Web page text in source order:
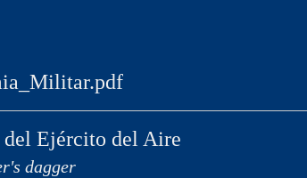
Ejército del Aire
dagger